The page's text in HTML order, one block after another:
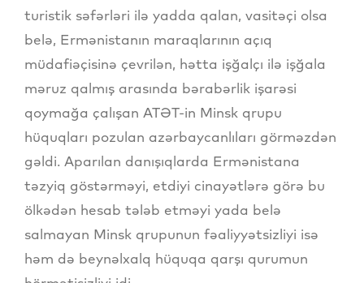
turistik səfərləri ilə yadda qalan, vasitəçi olsa
belə, Ermənistanın maraqlarının açıq
müdafiəçisinə çevrilən, hətta işğalçı ilə işğala
məruz qalmış arasında bərabərlik işarəsi
qoymağa çalışan ATƏT-in Minsk qrupu
hüquqları pozulan azərbaycanlıları görməzdən
gəldi. Aparılan danışıqlarda Ermənistana
təzyiq göstərməyi, etdiyi cinayətlərə görə bu
ölkədən hesab tələb etməyi yada belə
salmayan Minsk qrupunun fəaliyyətsizliyi isə
həm də beynəlxalq hüquqa qarşı qurumun